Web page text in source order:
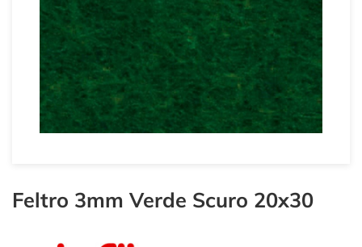
Feltro 3mm Verde Scuro 20x30